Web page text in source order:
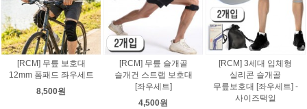
[RCM] 무릎 보호대
12mm 폼패드 좌우세트
8,500원
[RCM] 무릎 슬개골
슬개건 스트랩 보호대
[좌우세트]
4,500원
[RCM] 3세대 입체형
실리콘 슬개골
무릎보호대 [좌우세트] -
사이즈택일